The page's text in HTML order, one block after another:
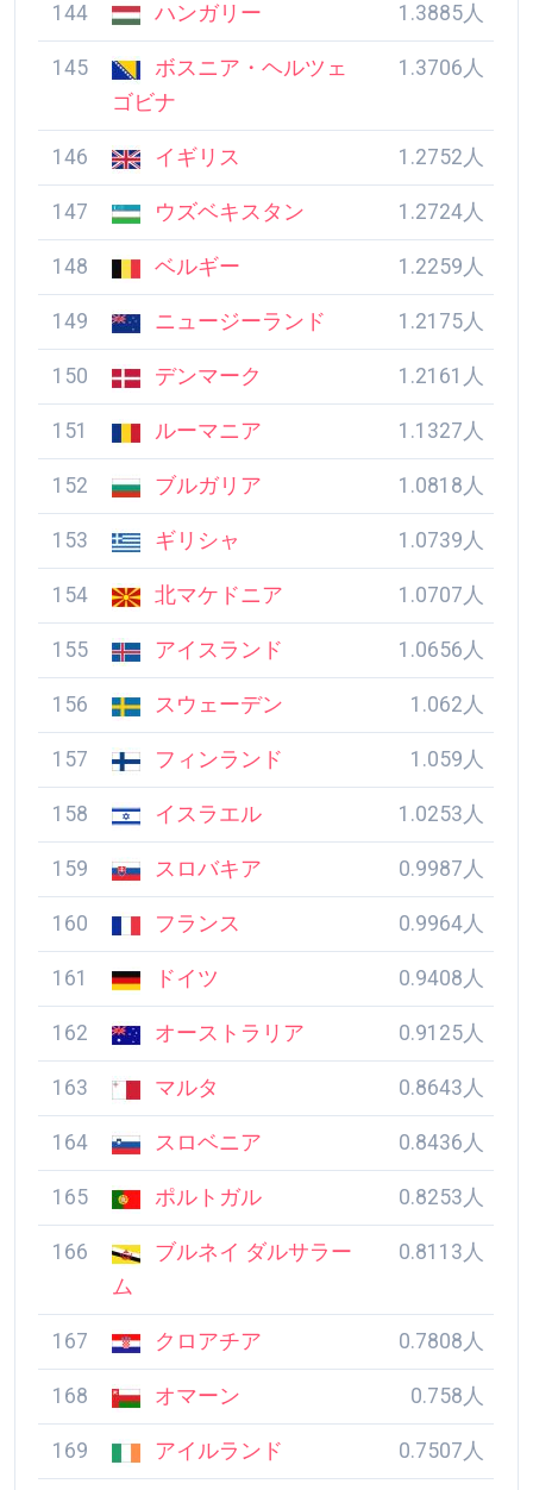
144 ハンガリー 1.3885人
145
ボスニア・ヘルツェ
ゴビナ
1.3706人
146 イギリス 1.2752人
147 ウズベキスタン 1.2724人
148 ベルギー 1.2259人
149 ニュージーランド 1.2175人
150 デンマーク 1.2161人
151 ルーマニア 1.1327人
152 ブルガリア 1.0818人
153 ギリシャ 1.0739人
154 北マケドニア 1.0707人
155 アイスランド 1.0656人
156 スウェーデン 1.062人
157 フィンランド 1.059人
158 イスラエル 1.0253人
159 スロバキア 0.9987人
160 フランス 0.9964人
161 ドイツ 0.9408人
162 オーストラリア 0.9125人
163 マルタ 0.8643人
164 スロベニア 0.8436人
165 ポルトガル 0.8253人
166
ブルネイ ダルサラー
ム
0.8113人
167 クロアチア 0.7808人
168 オマーン 0.758人
169 アイルランド 0.7507人